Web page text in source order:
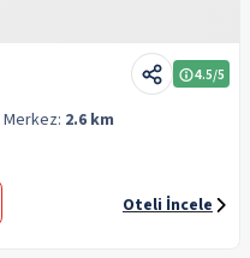
4.5/5
Merkez: 2.6 km
Oteli İncele